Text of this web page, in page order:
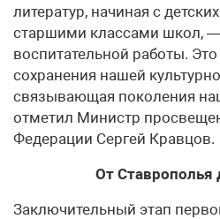
литератур, начиная с
старшими классами школ,
воспитательной работы.
сохранения нашей
связывающая поколения
отметил Министр
Федерации Сергей Кравцов.
От Ставрополья
Заключительный этап